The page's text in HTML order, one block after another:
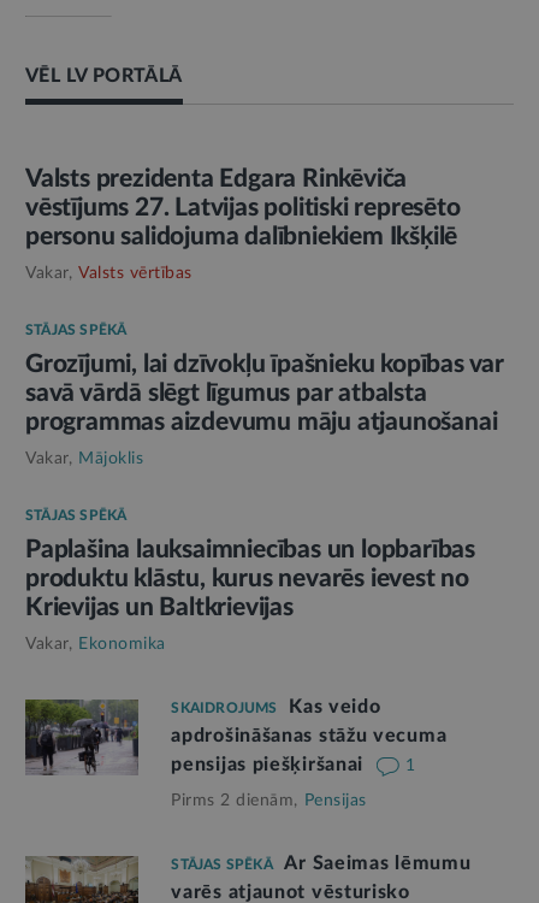
VĒL LV PORTĀLĀ
AMATPERSONAS RUNA
Valsts prezidenta Edgara Rinkēviča
vēstījums 27. Latvijas politiski represēto
personu salidojuma dalībniekiem Ikšķilē
Vakar, Valsts vērtības
STĀJAS SPĒKĀ
Grozījumi, lai dzīvokļu īpašnieku kopības var
savā vārdā slēgt līgumus par atbalsta
programmas aizdevumu māju atjaunošanai
Vakar, Mājoklis
STĀJAS SPĒKĀ
Paplašina lauksaimniecības un lopbarības
produktu klāstu, kurus nevarēs ievest no
Krievijas un Baltkrievijas
Vakar, Ekonomika
SKAIDROJUMS
Kas veido
apdrošināšanas stāžu vecuma
pensijas piešķiršanai
1
Pirms 2 dienām, Pensijas
STĀJAS SPĒKĀ
Ar Saeimas lēmumu
varēs atjaunot vēsturisko